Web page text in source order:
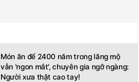
Món ăn để 2400 năm trong lăng mộ
vẫn 'ngon mắt', chuyên gia ngỡ ngàng:
Người xưa thật cao tay!